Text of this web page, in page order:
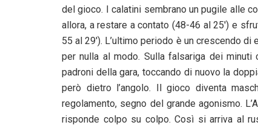
del gioco. I calatini sembrano un pugile alle
allora, a restare a contato (48-46 al 25′) e
55 al 29′). L’ultimo periodo è un crescendo
per nulla al modo. Sulla falsariga dei
padroni della gara, toccando di nuovo la
però dietro l’angolo. Il gioco diventa
regolamento, segno del grande agonismo.
risponde colpo su colpo. Così si arriva al